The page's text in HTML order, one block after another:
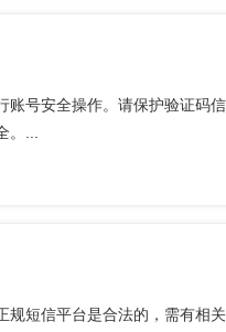
号安全操作。请保护验证码
。...
短信平台是合法的，需有相